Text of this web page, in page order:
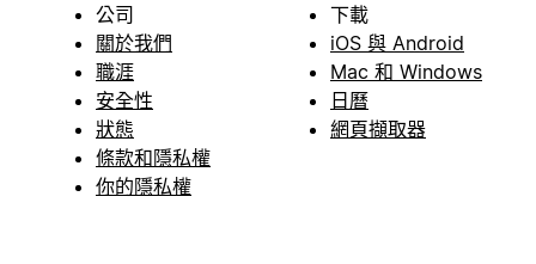
公司
關於我們
職涯
安全性
狀態
條款和隱私權
你的隱私權
下載
iOS 與 Android
Mac 和 Windows
日曆
網頁擷取器